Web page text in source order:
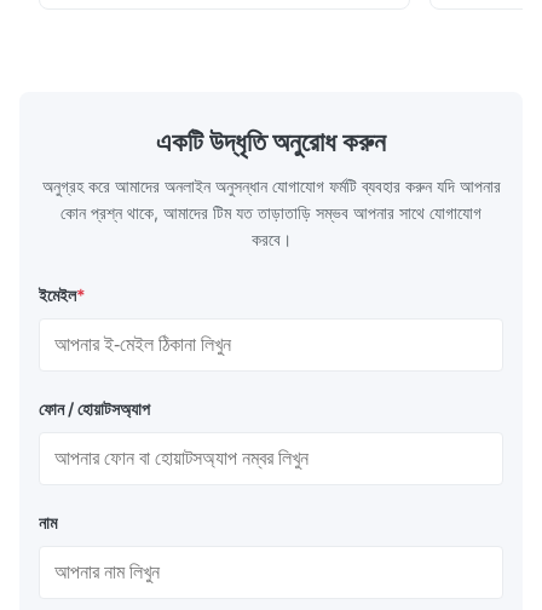
একটি উদ্ধৃতি অনুরোধ করুন
অনুগ্রহ করে আমাদের অনলাইন অনুসন্ধান যোগাযোগ ফর্মটি ব্যবহার করুন যদি আপনার
কোন প্রশ্ন থাকে, আমাদের টিম যত তাড়াতাড়ি সম্ভব আপনার সাথে যোগাযোগ
করবে।
ইমেইল*
ফোন / হোয়াটসঅ্যাপ
নাম